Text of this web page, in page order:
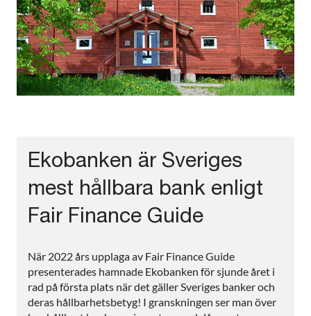
Ekobanken är Sveriges
mest hållbara bank enligt
Fair Finance Guide
När 2022 års upplaga av Fair Finance Guide
presenterades hamnade Ekobanken för sjunde året i
rad på första plats när det gäller Sveriges banker och
deras hållbarhetsbetyg! I granskningen ser man över